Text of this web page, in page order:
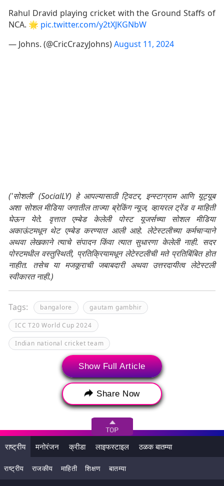
Rahul Dravid playing cricket with the Ground Staffs of
NCA. 🌟 pic.twitter.com/y2tXJKGNbW
— Johns. (@CricCrazyJohns)August 11, 2024
('सोशली' (SocialLY) हे आपल्यासाठी ट्विटर, इन्स्टाग्राम आणि यूट्यूब
अशा सोशल मीडिया जगातील ताज्या ब्रेकिंग न्यूज, व्हायरल ट्रेंड व माहिती
घेऊन येते. वृत्तात एम्बेड केलेली पोस्ट यूजर्सच्या सोशल मीडिया
अकाऊंटमधून थेट एम्बेड करण्यात आली आहे. लेटेस्टलीच्या कर्मचाऱ्याने
अथवा लेखकाने त्याचे संपादन किंवा त्यात सुधारणा केलेली नाही. सदर
पोस्टमधील वस्तुस्थिती, प्रतिक्रियामधून लेटेस्टलीची मते प्रतिबिंबित होत
नाहीत. तसेच या मजकूराची जबाबदारी अथवा उत्तरदायीत्व लेटेस्टली
स्वीकारत नाही.)
Tags: bangalore gautam gambhir
ICC T20 World Cup 2024
Indian national cricket team
National Cricket Academy Rahul Dravid
Rahul Dravid Playing Gully Cricket
Rahul Dravid Viral Video Social Media
गौतम गंभीर
टीम इंडिया राष्ट्रीय क्रिकेट अकादमी बंगलोर
भारतीय राष्ट्रीय क्रिकेट संघ राहुल द्रविड
Show Full Article
Share Now
राष्ट्रीय मनोरंजन क्रीडा लाइफस्टाइल ठळक बातम्या
राष्ट्रीय राजकीय माहिती शिक्षण बातम्या